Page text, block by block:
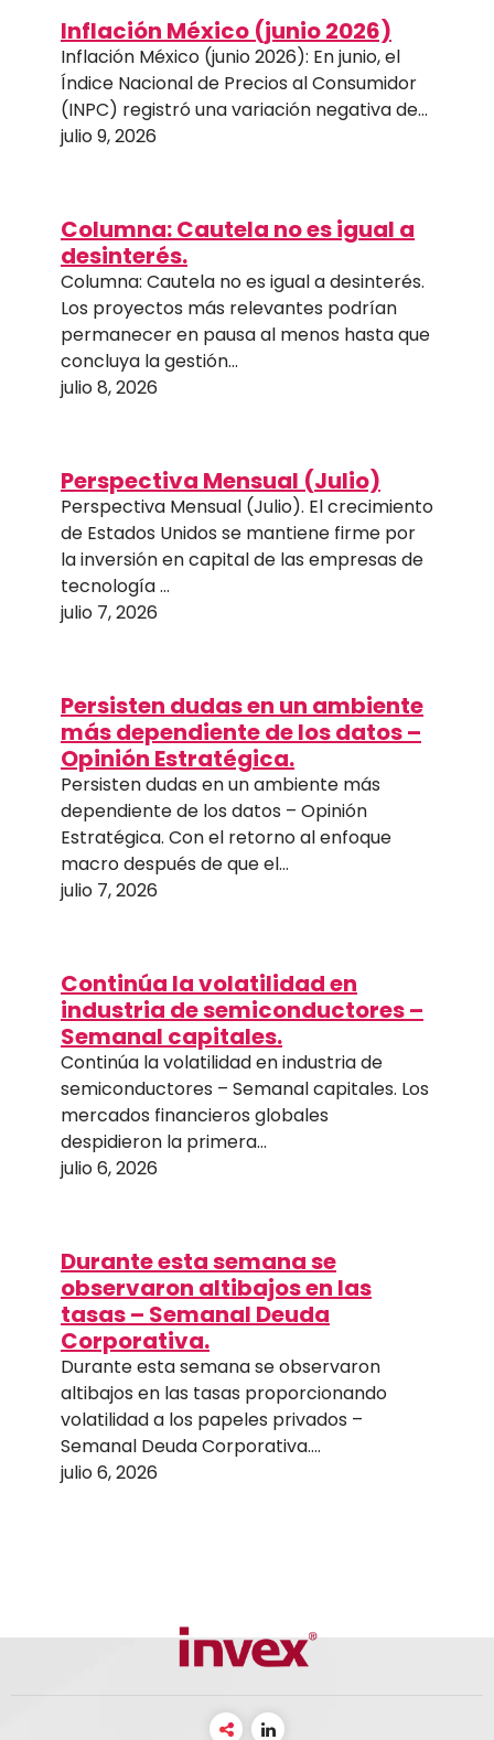
Inflación México (junio 2026)
Inflación México (junio 2026): En junio, el
Índice Nacional de Precios al Consumidor
(INPC) registró una variación negativa de…
julio 9, 2026
Columna: Cautela no es igual a
desinterés.
Columna: Cautela no es igual a desinterés.
Los proyectos más relevantes podrían
permanecer en pausa al menos hasta que
concluya la gestión…
julio 8, 2026
Perspectiva Mensual (Julio)
Perspectiva Mensual (Julio). El crecimiento
de Estados Unidos se mantiene firme por
la inversión en capital de las empresas de
tecnología …
julio 7, 2026
Persisten dudas en un ambiente
más dependiente de los datos –
Opinión Estratégica.
Persisten dudas en un ambiente más
dependiente de los datos – Opinión
Estratégica. Con el retorno al enfoque
macro después de que el…
julio 7, 2026
Continúa la volatilidad en
industria de semiconductores –
Semanal capitales.
Continúa la volatilidad en industria de
semiconductores – Semanal capitales. Los
mercados financieros globales
despidieron la primera…
julio 6, 2026
Durante esta semana se
observaron altibajos en las
tasas – Semanal Deuda
Corporativa.
Durante esta semana se observaron
altibajos en las tasas proporcionando
volatilidad a los papeles privados –
Semanal Deuda Corporativa….
julio 6, 2026